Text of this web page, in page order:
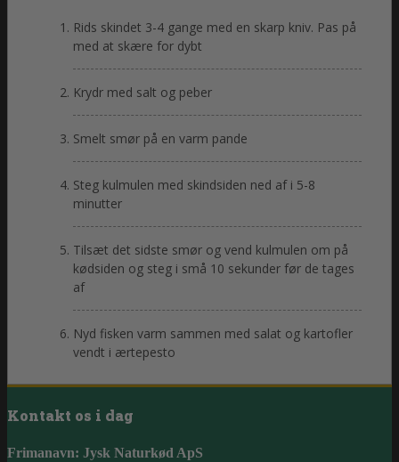
Rids skindet 3-4 gange med en skarp kniv. Pas på
med at skære for dybt
Krydr med salt og peber
Smelt smør på en varm pande
Steg kulmulen med skindsiden ned af i 5-8
minutter
Tilsæt det sidste smør og vend kulmulen om på
kødsiden og steg i små 10 sekunder før de tages
af
Nyd fisken varm sammen med salat og kartofler
vendt i ærtepesto
Kontakt os i dag
Frimanavn: Jysk Naturkød ApS